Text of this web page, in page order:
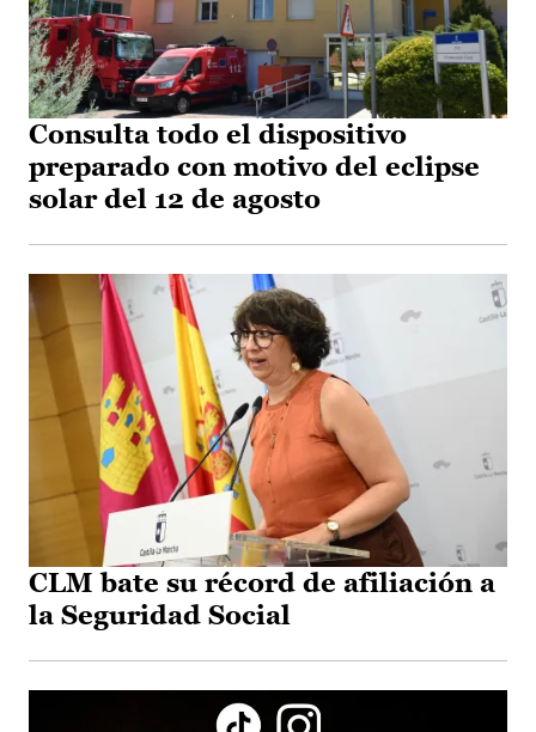
Consulta todo el dispositivo
preparado con motivo del eclipse
solar del 12 de agosto
CLM bate su récord de afiliación a
la Seguridad Social